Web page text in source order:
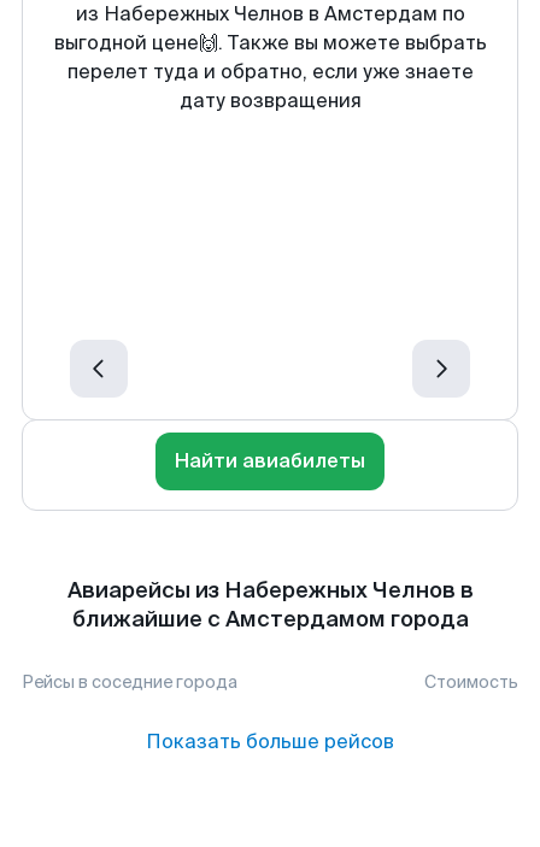
из Набережных Челнов в Амстердам по
выгодной цене🙌. Также вы можете выбрать
перелет туда и обратно, если уже знаете
дату возвращения
Найти авиабилеты
Авиарейсы из Набережных Челнов в
ближайшие с Амстердамом города
Рейсы в соседние города Стоимость
Показать больше рейсов